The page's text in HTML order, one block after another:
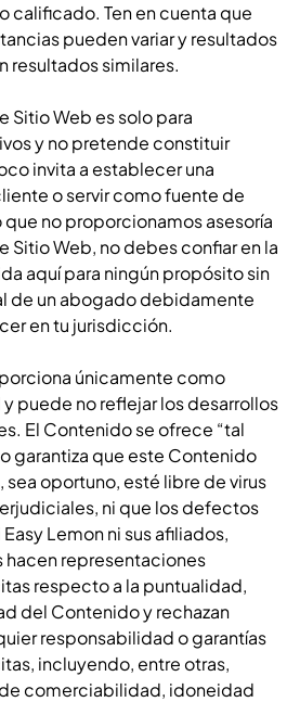
calificado. Ten en cuenta que
pueden variar y resultados
resultados similares.
Sitio Web es solo para
y no pretende constituir
invita a establecer una
o servir como fuente de
que no proporcionamos asesoría
Sitio Web, no debes confiar en la
aquí para ningún propósito sin
de un abogado debidamente
en tu jurisdicción.
únicamente como
puede no reflejar los desarrollos
El Contenido se ofrece “tal
garantiza que este Contenido
sea oportuno, esté libre de virus
ni que los defectos
Lemon ni sus afiliados,
representaciones
respecto a la puntualidad,
del Contenido y rechazan
responsabilidad o garantías
incluyendo, entre otras,
comerciabilidad, idoneidad